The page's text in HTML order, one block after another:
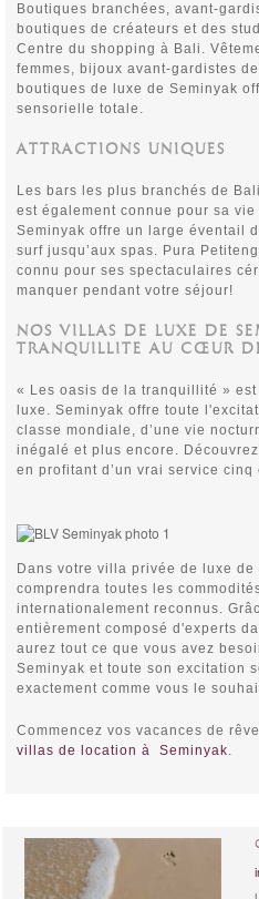
Boutiques branchées, avant-
boutiques de créateurs et des
Centre du shopping à Bali.
femmes, bijoux avant-gardistes
boutiques de luxe de Seminyak
sensorielle totale.
ATTRACTIONS UNIQUES
Les bars les plus branchés de
est également connue pour sa
Seminyak offre un large éventail
surf jusqu’aux spas. Pura
connu pour ses spectaculaires
manquer pendant votre séjour!
NOS VILLAS DE LUXE DE
TRANQUILLITE AU CŒUR
« Les oasis de la tranquillité »
luxe. Seminyak offre toute
classe mondiale, d’une vie
inégalé et plus encore.
en profitant d’un vrai service cinq
Dans votre villa privée de luxe
comprendra toutes les
internationalement reconnus.
entièrement composé d'experts
aurez tout ce que vous avez
Seminyak et toute son excitation
exactement comme vous le
Commencez vos vacances de
villas de location à Seminyak.